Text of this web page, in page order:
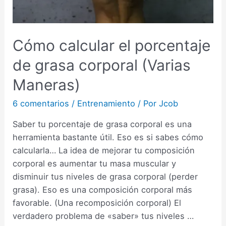
Cómo calcular el porcentaje
de grasa corporal (Varias
Maneras)
6 comentarios / Entrenamiento / PorJcob
Saber tu porcentaje de grasa corporal es una
herramienta bastante útil. Eso es si sabes cómo
calcularla… La idea de mejorar tu composición
corporal es aumentar tu masa muscular y
disminuir tus niveles de grasa corporal (perder
grasa). Eso es una composición corporal más
favorable. (Una recomposición corporal) El
verdadero problema de «saber» tus niveles …